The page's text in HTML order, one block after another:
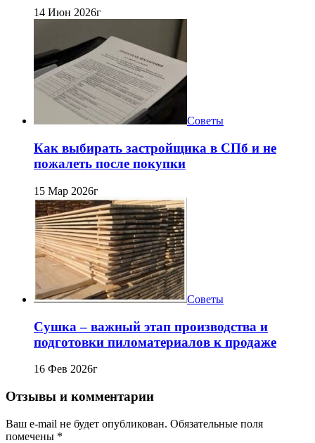
14 Июн 2026г
Советы
Как выбирать застройщика в СПб и не
пожалеть после покупки
15 Мар 2026г
Советы
Сушка – важный этап производства и
подготовки пиломатериалов к продаже
16 Фев 2026г
Отзывы и комментарии
Ваш e-mail не будет опубликован. Обязательные поля
помечены *